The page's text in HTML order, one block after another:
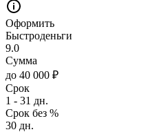
Оформить
Быстроденьги
9.0
Сумма
до 40 000 ₽
Срок
1 - 31 дн.
Срок без %
30 дн.